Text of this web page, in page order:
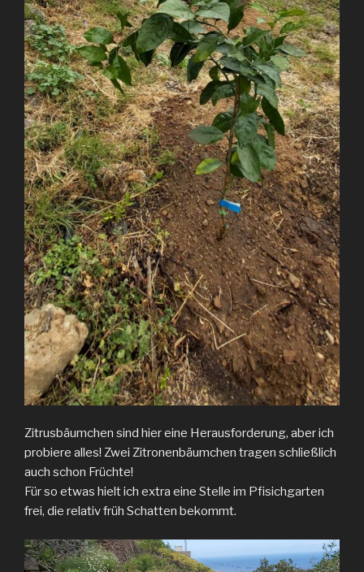
Zitrusbäumchen sind hier eine Herausforderung, aber ich
probiere alles! Zwei Zitronenbäumchen tragen schließlich
auch schon Früchte!
Für so etwas hielt ich extra eine Stelle im Pfisichgarten
frei, die relativ früh Schatten bekommt.